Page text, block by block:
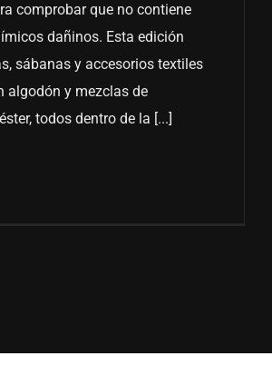
comprobar que no contiene
dañinos. Esta edición
sábanas y accesorios textiles
algodón y mezclas de
todos dentro de la [...]